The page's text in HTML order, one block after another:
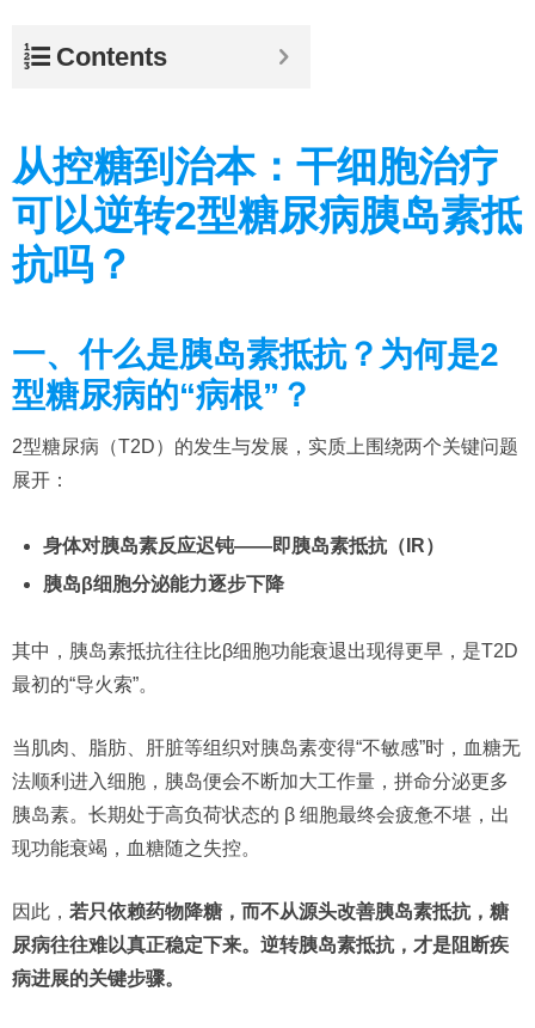
Contents
从控糖到治本：干细胞治疗
可以逆转2型糖尿病胰岛素抵
抗吗？
一、什么是胰岛素抵抗？为何是2
型糖尿病的“病根”？
2型糖尿病（T2D）的发生与发展，实质上围绕两个关键问题
展开：
身体对胰岛素反应迟钝——即胰岛素抵抗（IR）
胰岛β细胞分泌能力逐步下降
其中，胰岛素抵抗往往比β细胞功能衰退出现得更早，是T2D
最初的“导火索”。
当肌肉、脂肪、肝脏等组织对胰岛素变得“不敏感”时，血糖无
法顺利进入细胞，胰岛便会不断加大工作量，拼命分泌更多
胰岛素。长期处于高负荷状态的 β 细胞最终会疲惫不堪，出
现功能衰竭，血糖随之失控。
因此， 若只依赖药物降糖，而不从源头改善胰岛素抵抗，糖
尿病往往难以真正稳定下来。逆转胰岛素抵抗，才是阻断疾
病进展的关键步骤。